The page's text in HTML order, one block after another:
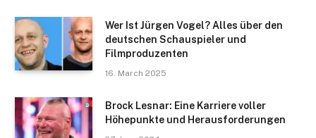
Wer Ist Jürgen Vogel? Alles über den
deutschen Schauspieler und
Filmproduzenten
16. March 2025
Brock Lesnar: Eine Karriere voller
Höhepunkte und Herausforderungen